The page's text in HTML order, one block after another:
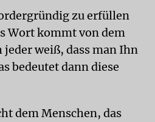
zu erfüllen
Wort kommt von dem
jeder weiß, dass man Ihn
bedeutet dann diese
dem Menschen, das